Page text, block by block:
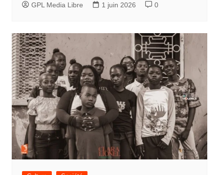
GPL Media Libre 1 juin 2026 0